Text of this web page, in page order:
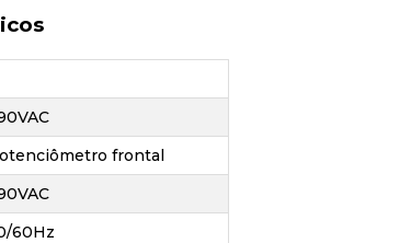
frontal
60Hz